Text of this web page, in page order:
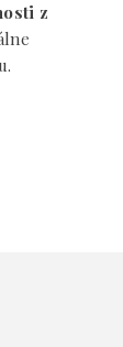
z